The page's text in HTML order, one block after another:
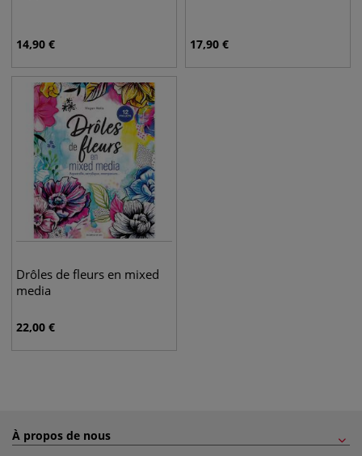
14,90 € 17,90 €
Drôles de fleurs en mixed
media
22,00 €
À propos de nous